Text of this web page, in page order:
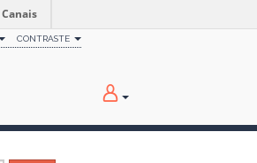
Canais
CONTRASTE